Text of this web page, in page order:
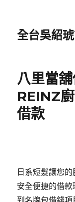
全台吳紹
八里當
REINZ
借款
日系短髮讓您
安全便捷的借
到名牌包借錢